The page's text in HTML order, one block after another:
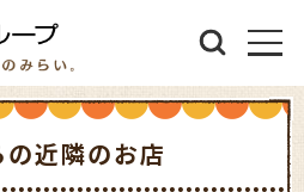
近隣のお店